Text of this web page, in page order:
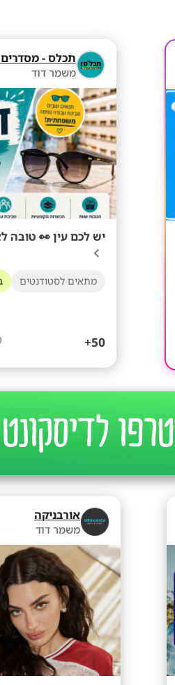
משמר דוד
יש לכם עין 👀 טובה
מתאים לסטודנטים
50+
אורבניקה
משמר דוד